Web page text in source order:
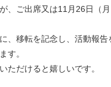
、ご出席又は11月26日（
、移転を記念し、活動報
す。
ただけると嬉しいです。